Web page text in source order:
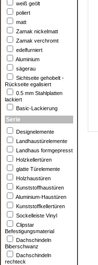
weiß geölt
poliert
matt
Zamak nickelmatt
Zamak verchromt
edelfurniert
Aluminium
sägerau
Sichtseite gehobelt -
Rückseite egalisiert
0.5 mm Stahlplatten
lackiert
Basic-Lackierung
Serie
Designelemente
Landhaustürelemente
Landhaus formgepresst
Holzkellertüren
glatte Türelemente
Holzhaustüren
Kunststoffhaustüren
Aluminium-Haustüren
Kunststoffkellertüren
Sockelleiste Vinyl
Clipstar
Befestigungsmaterial
Dachschindeln
Biberschwanz
Dachschindeln
rechteck